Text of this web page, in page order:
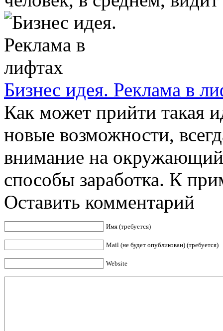
Бизнес идея. Реклама в
Как может прийти такая
новые возможности,
внимание на
способы заработка. К
Оставить комментарий
Имя (требуется)
Mail (не будет опубликован) (требуется)
Website